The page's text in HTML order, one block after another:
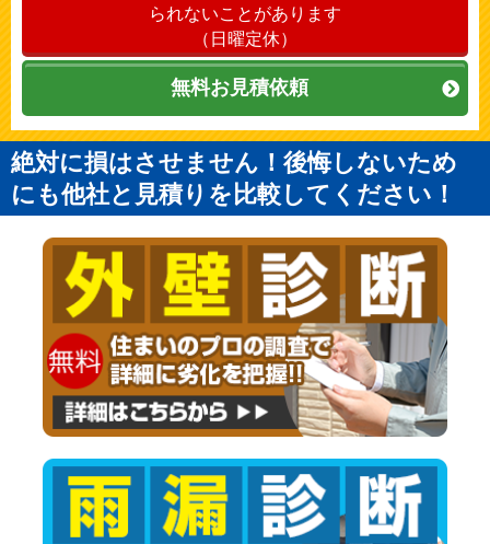
られないことがあります
（日曜定休）
無料お見積依頼
絶対に損はさせません！後悔しないため
にも他社と見積りを比較してください！